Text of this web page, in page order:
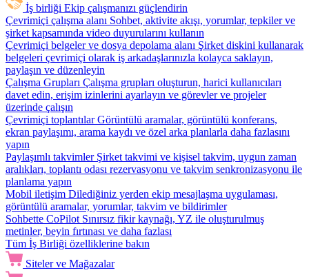
İş birliği Ekip çalışmanızı güçlendirin
Çevrimiçi çalışma alanı Sohbet, aktivite akışı, yorumlar, tepkiler ve
şirket kapsamında video duyurularını kullanın
Çevrimiçi belgeler ve dosya depolama alanı Şirket diskini kullanarak
belgeleri çevrimiçi olarak iş arkadaşlarınızla kolayca saklayın,
paylaşın ve düzenleyin
Çalışma Grupları Çalışma grupları oluşturun, harici kullanıcıları
davet edin, erişim izinlerini ayarlayın ve görevler ve projeler
üzerinde çalışın
Çevrimiçi toplantılar Görüntülü aramalar, görüntülü konferans,
ekran paylaşımı, arama kaydı ve özel arka planlarla daha fazlasını
yapın
Paylaşımlı takvimler Şirket takvimi ve kişisel takvim, uygun zaman
aralıkları, toplantı odası rezervasyonu ve takvim senkronizasyonu ile
planlama yapın
Mobil iletişim Dilediğiniz yerden ekip mesajlaşma uygulaması,
görüntülü aramalar, yorumlar, takvim ve bildirimler
Sohbette CoPilot Sınırsız fikir kaynağı, YZ ile oluşturulmuş
metinler, beyin fırtınası ve daha fazlası
Tüm İş Birliği özelliklerine bakın
Siteler ve Mağazalar